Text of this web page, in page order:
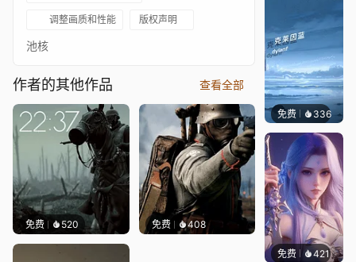
调整画质和性能 版权声明
池核
作者的其他作品 查看全部
免费 520 免费 408
免费 336冰茶Ln
免费 421好看